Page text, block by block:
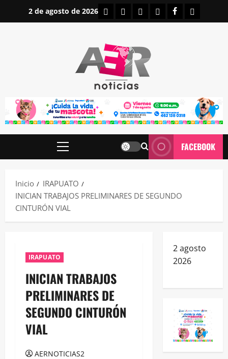
2 de agosto de 2026 INICIOIRAPUATO
ESTATALES
NACIONALES
FACEBOOK
Menú
FACEBOOK
Inicio
IRAPUATO
INICIAN TRABAJOS PRELIMINARES DE SEGUNDO
CINTURÓN VIAL
IRAPUATO
INICIAN TRABAJOS
PRELIMINARES DE
SEGUNDO CINTURÓN
VIAL
AERNOTICIAS2
2 agosto
2026